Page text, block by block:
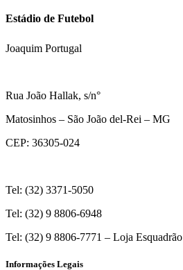
Estádio de Futebol
Joaquim Portugal
Rua João Hallak, s/n°
Matosinhos – São João del-Rei – MG
CEP: 36305-024
Tel: (32) 3371-5050
Tel: (32) 9 8806-6948
Tel: (32) 9 8806-7771 – Loja Esquadrão
Informações Legais